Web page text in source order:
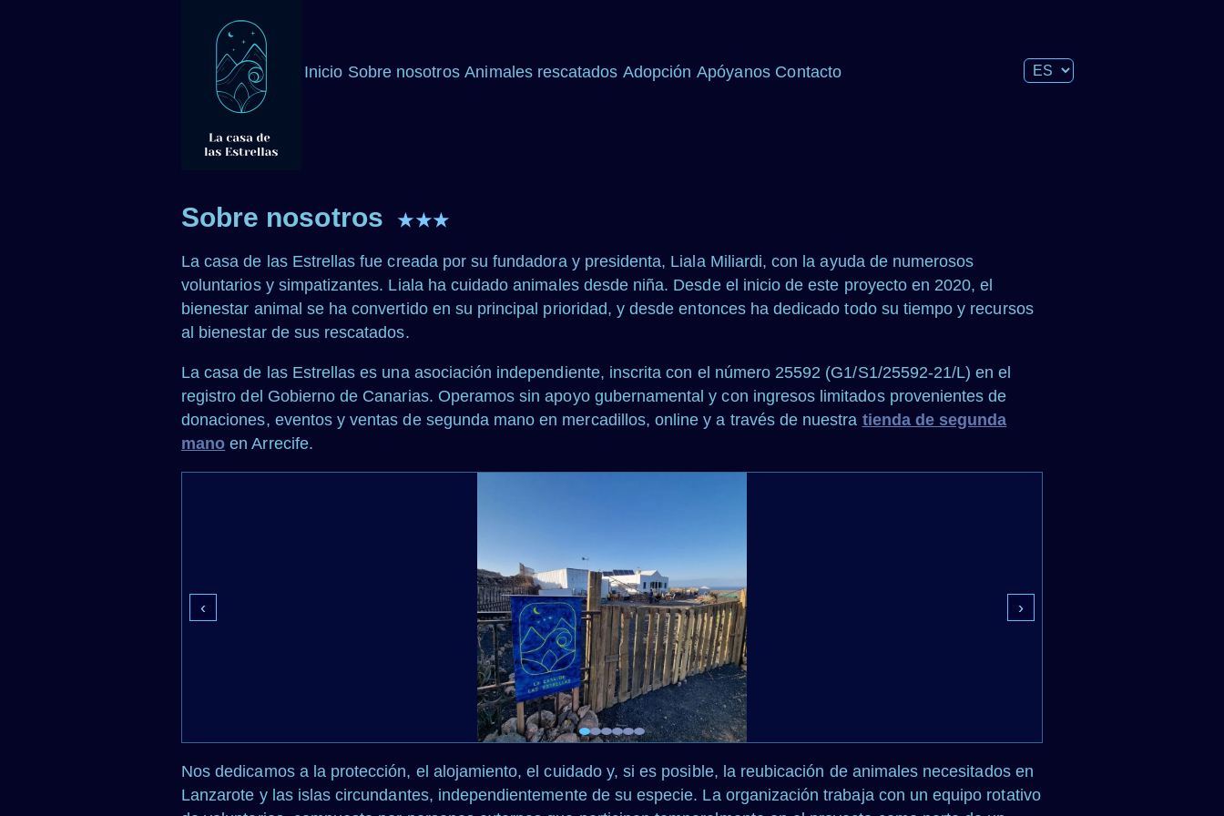
Inicio Sobre nosotros Animales rescatados Adopción Apóyanos Contacto
Sobre nosotros ★★★
La casa de las Estrellas fue creada por su fundadora y presidenta, Liala Miliardi, con la ayuda de numerosos
voluntarios y simpatizantes. Liala ha cuidado animales desde niña. Desde el inicio de este proyecto en 2020, el
bienestar animal se ha convertido en su principal prioridad, y desde entonces ha dedicado todo su tiempo y recursos
al bienestar de sus rescatados.
La casa de las Estrellas es una asociación independiente, inscrita con el número 25592 (G1/S1/25592-21/L) en el
registro del Gobierno de Canarias. Operamos sin apoyo gubernamental y con ingresos limitados provenientes de
donaciones, eventos y ventas de segunda mano en mercadillos, online y a través de nuestra tienda de segunda
mano en Arrecife.
‹ ›
Nos dedicamos a la protección, el alojamiento, el cuidado y, si es posible, la reubicación de animales necesitados en
Lanzarote y las islas circundantes, independientemente de su especie. La organización trabaja con un equipo rotativo